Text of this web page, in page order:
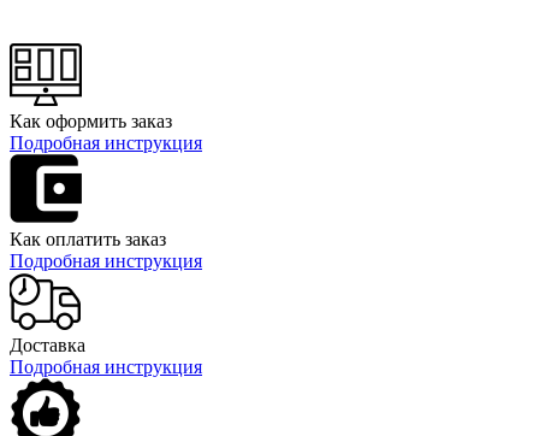
Как оформить заказ
Подробная инструкция
Как оплатить заказ
Подробная инструкция
Доставка
Подробная инструкция